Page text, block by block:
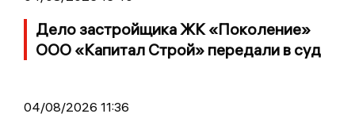
Дело застройщика ЖК «Поколение»
ООО «Капитал Строй» передали в суд
04/08/2026 11:36